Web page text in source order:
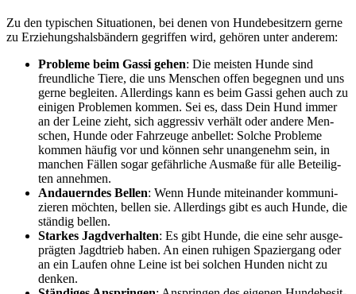
Zu den typi­schen Situa­tio­nen, bei denen von Hun­de­be­sit­zern ger­ne
zu Erzie­hungs­hals­bän­dern gegrif­fen wird, gehö­ren unter ande­rem:
Pro­ble­me beim Gas­si gehen: Die meis­ten Hun­de sind
freund­li­che Tie­re, die uns Men­schen offen begeg­nen und uns
ger­ne beglei­ten. Aller­dings kann es beim Gas­si gehen auch zu
eini­gen Pro­ble­men kom­men. Sei es, dass Dein Hund immer
an der Lei­ne zieht, sich aggres­siv ver­hält oder ande­re Men­
schen, Hun­de oder Fahr­zeu­ge anbel­let: Sol­che Pro­ble­me
kom­men häu­fig vor und kön­nen sehr unan­ge­nehm sein, in
man­chen Fäl­len sogar gefähr­li­che Aus­ma­ße für alle Betei­lig­
ten anneh­men.
Andau­ern­des Bel­len: Wenn Hun­de mit­ein­an­der kom­mu­ni­
zie­ren möch­ten, bel­len sie. Aller­dings gibt es auch Hun­de, die
stän­dig bel­len.
Star­kes Jagd­ver­hal­ten: Es gibt Hun­de, die eine sehr aus­ge­
präg­ten Jagd­trieb haben. An einen ruhi­gen Spa­zier­gang oder
an ein Lau­fen ohne Lei­ne ist bei sol­chen Hun­den nicht zu
den­ken.